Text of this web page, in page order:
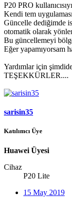
P20 PRO
Kendi tem
Güncelle dediğimde
otomatik olarak
Bu güncellemeyi
Eğer yapamıyorsam
Yardımlar için
TEŞEKKÜRLER....
sarisin35
Katılımcı Üye
Huawei Üyesi
Cihaz
P20 Lite
15 May 2019